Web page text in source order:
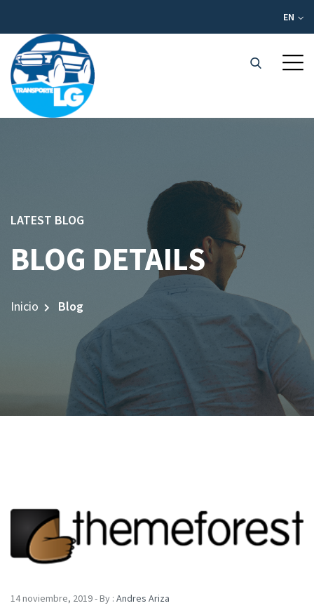
EN
LATEST BLOG
BLOG DETAILS
Inicio Blog
14 noviembre, 2019 - By : Andres Ariza